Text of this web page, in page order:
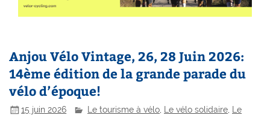
Anjou Vélo Vintage, 26, 28 Juin 2026:
14ème édition de la grande parade du
vélo d’époque!
15 juin 2026 Le tourisme à vélo Le vélo solidaire
Le